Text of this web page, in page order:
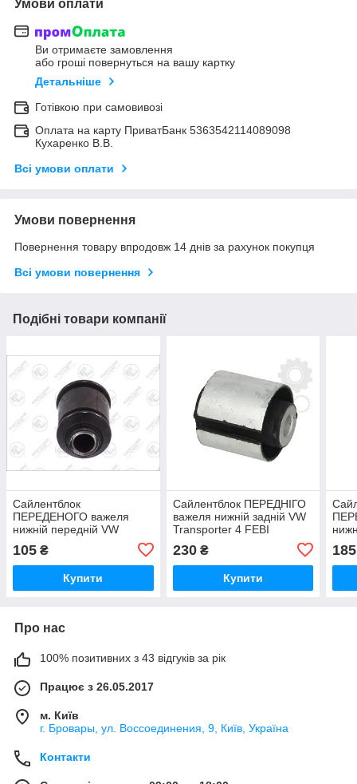
Умови оплати
Ви отримаєте замовлення
або гроші повернуться на вашу картку
Детальніше
Готівкою при самовивозі
Оплата на карту ПриватБанк 5363542114089098
Кухаренко В.В.
Всі умови оплати
Умови повернення
Повернення товару впродовж 14 днів за рахунок покупця
Всі умови повернення
Подібні товари компанії
Сайлентблок
ПЕРЕДЕНОГО важеля
нижній передній VW
Fortune Line (Польща)
105 ₴
Купити
Сайлентблок ПЕРЕДНІГО
важеля нижній задній VW
Transporter 4 FEBI
230₴
Купити
185
Про нас
100% позитивних з 43 відгуків за рік
Працює з 26.05.2017
м. Київ
г. Бровары, ул. Воссоединения, 9, Київ, Україна
Контакти